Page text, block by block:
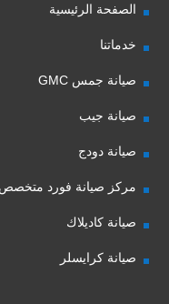
الصفحة الرئيسية
خدماتنا
صيانة جمس GMC
صيانة جيب
صيانة دودج
مركز صيانة فورد متخصص
صيانة كاديلاك
صيانة كرايسلر